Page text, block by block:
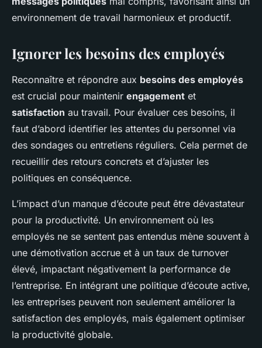
environnement de travail harmonieux et productif.
Ignorer les besoins des employés
Reconnaître et répondre aux besoins des employés
est crucial pour maintenir engagement et
satisfaction au travail. Pour évaluer ces besoins, il
faut d’abord identifier les attentes du personnel via
des sondages ou entretiens réguliers. Cela permet de
recueillir des retours concrets et d’ajuster les
politiques en conséquence.
L’impact d’un manque d’écoute peut être dévastateur
pour la productivité. Un environnement où les
employés ne se sentent pas entendus mène souvent à
une démotivation accrue et à un taux de turnover
élevé, impactant négativement la performance de
l’entreprise. En intégrant une politique d’écoute active,
les entreprises peuvent non seulement améliorer la
satisfaction des employés, mais également optimiser
la productivité globale.